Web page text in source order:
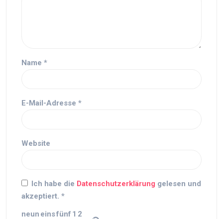
Name *
E-Mail-Adresse *
Website
Ich habe die Datenschutzerklärung gelesen und
akzeptiert. *
neun einsfünf 1 2